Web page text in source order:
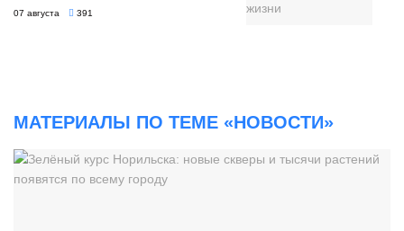
07 августа 391
МАТЕРИАЛЫ ПО ТЕМЕ «НОВОСТИ»